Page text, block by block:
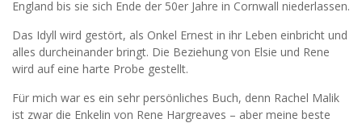
England bis sie sich Ende der 50er Jahre in Cornwall niederlassen.
Das Idyll wird gestört, als Onkel Ernest in ihr Leben einbricht und
alles durcheinander bringt. Die Beziehung von Elsie und Rene
wird auf eine harte Probe gestellt.
Für mich war es ein sehr persönliches Buch, denn Rachel Malik
ist zwar die Enkelin von Rene Hargreaves – aber meine beste